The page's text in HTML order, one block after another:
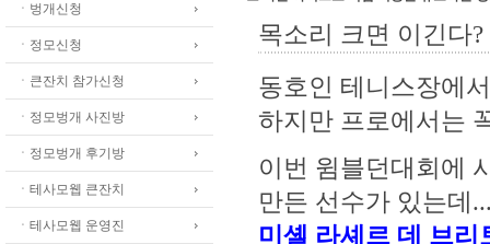
ㆍ벙개신청
ㆍ정모신청
ㆍ큰잔치 참가신청
ㆍ정모벙개 사진방
ㆍ정모벙개 후기방
ㆍ테사모웹 큰잔치
ㆍ테사모웹 운영진
목소리 크면 이긴다?
동호인 테니스장에
하지만 프로에서는
이번 윔블던대회에
만든 선수가 있는데
미셸 라셰르 데 브